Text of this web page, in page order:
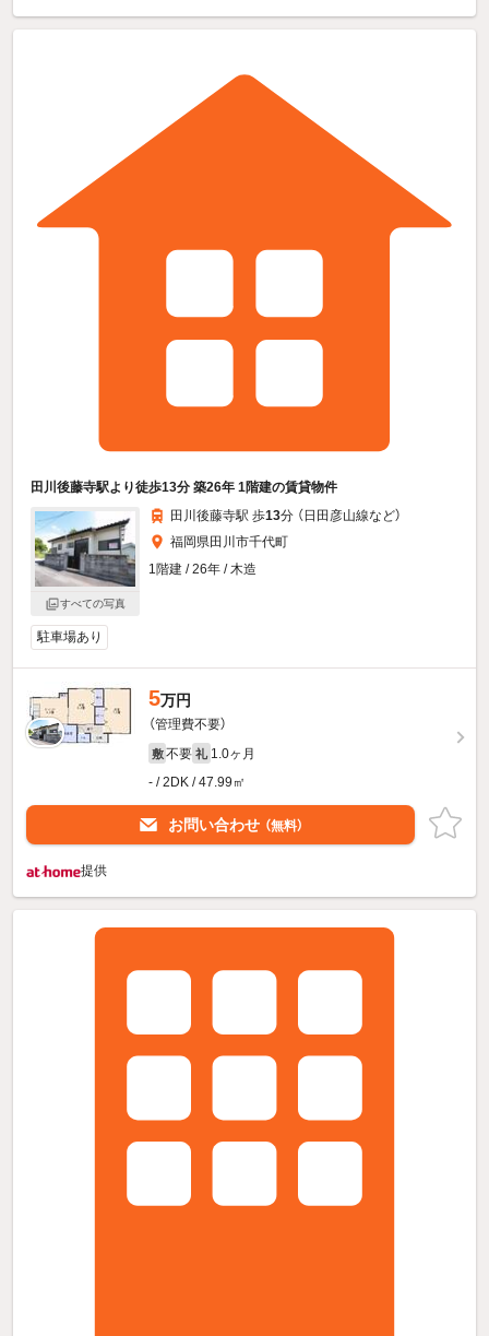
田川後藤寺駅より徒歩13分 築26年 1階建の賃貸物件
すべての写真
田川後藤寺駅 歩13分 （日田彦山線など）
福岡県田川市千代町
1階建 / 26年 / 木造
駐車場あり
5万円
（管理費不要）
敷 不要 礼 1.0ヶ月
- / 2DK / 47.99㎡
お問い合わせ （無料）
提供